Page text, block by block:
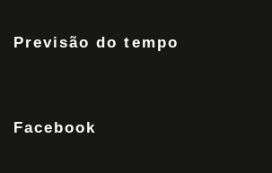
Previsão do tempo
Facebook